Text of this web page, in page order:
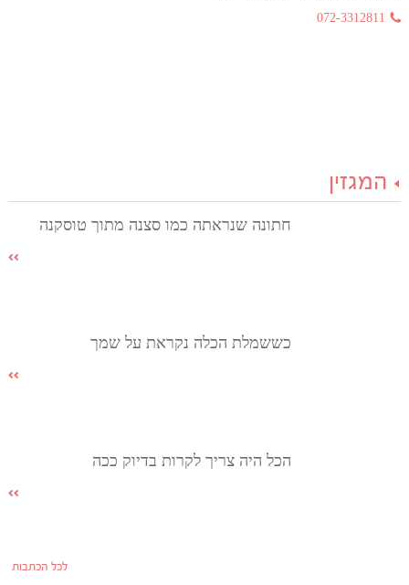
072-3312811
המגזין
חתונה שנראתה כמו סצנה מתוך טוסקנה
כששמלת הכלה נקראת על שמך
הכל היה צריך לקרות בדיוק ככה
לכל הכתבות